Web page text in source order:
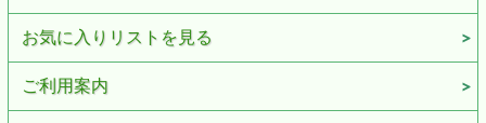
お気に入りリストを見る
ご利用案内